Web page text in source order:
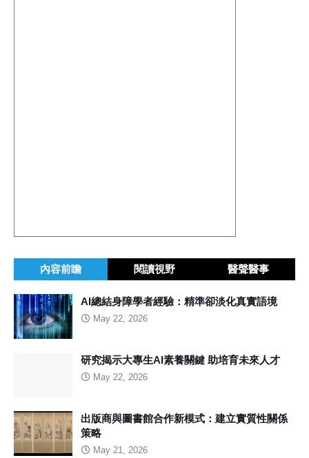
內容前瞻 閱讀視野 醫聲醫事
AI總結身障學者經驗：精準卻淡化真實語境
May 22, 2026
研究揭示大專生AI素養關鍵 助培育未來人才
May 22, 2026
出版商與圖書館合作新模式：建立實質性關係
策略
May 21, 2026